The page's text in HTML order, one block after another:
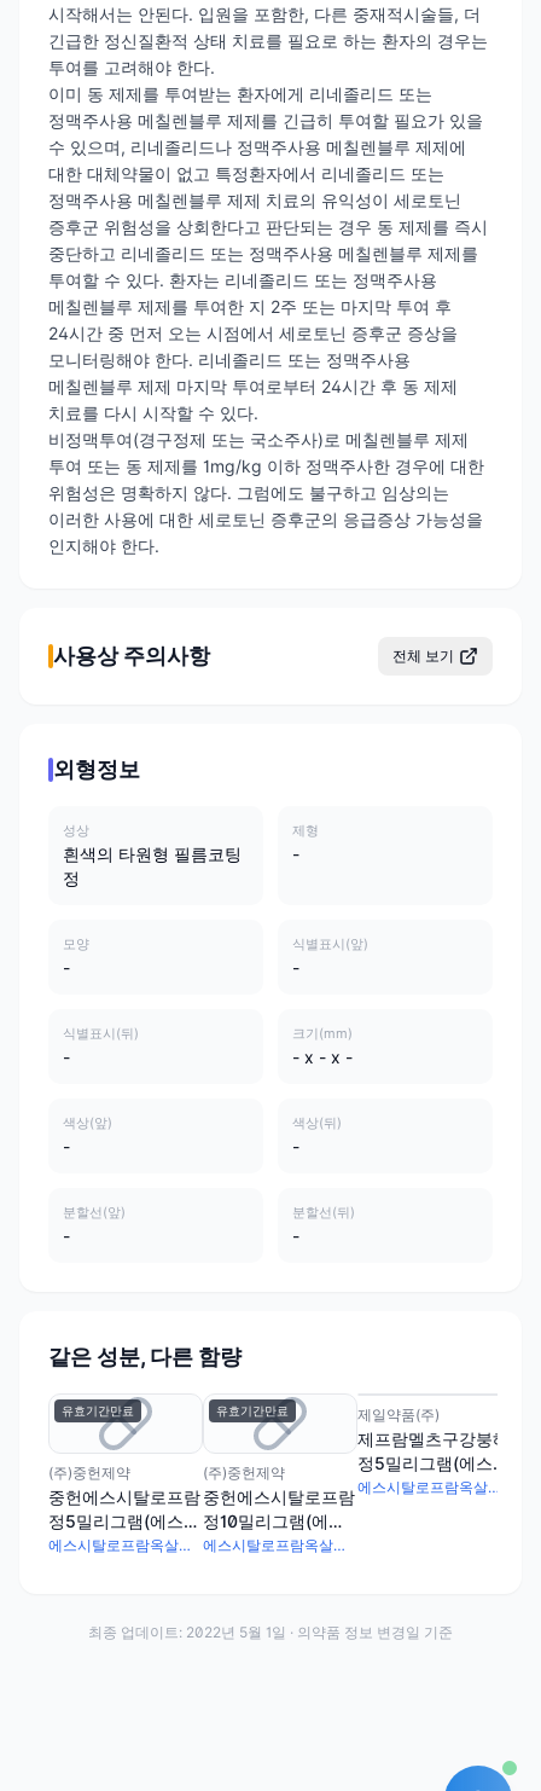
시작해서는 안된다. 입원을 포함한, 다른 중재적시술들, 더
긴급한 정신질환적 상태 치료를 필요로 하는 환자의 경우는
투여를 고려해야 한다.
이미 동 제제를 투여받는 환자에게 리네졸리드 또는
정맥주사용 메칠렌블루 제제를 긴급히 투여할 필요가 있을
수 있으며, 리네졸리드나 정맥주사용 메칠렌블루 제제에
대한 대체약물이 없고 특정환자에서 리네졸리드 또는
정맥주사용 메칠렌블루 제제 치료의 유익성이 세로토닌
증후군 위험성을 상회한다고 판단되는 경우 동 제제를 즉시
중단하고 리네졸리드 또는 정맥주사용 메칠렌블루 제제를
투여할 수 있다. 환자는 리네졸리드 또는 정맥주사용
메칠렌블루 제제를 투여한 지 2주 또는 마지막 투여 후
24시간 중 먼저 오는 시점에서 세로토닌 증후군 증상을
모니터링해야 한다. 리네졸리드 또는 정맥주사용
메칠렌블루 제제 마지막 투여로부터 24시간 후 동 제제
치료를 다시 시작할 수 있다.
비정맥투여(경구정제 또는 국소주사)로 메칠렌블루 제제
투여 또는 동 제제를 1mg/kg 이하 정맥주사한 경우에 대한
위험성은 명확하지 않다. 그럼에도 불구하고 임상의는
이러한 사용에 대한 세로토닌 증후군의 응급증상 가능성을
인지해야 한다.
사용상 주의사항 전체 보기
외형정보
성상
흰색의 타원형 필름코팅
정
제형
-
모양
-
식별표시(앞)
-
식별표시(뒤)
-
크기(mm)
- x - x -
색상(앞)
-
색상(뒤)
-
분할선(앞)
-
분할선(뒤)
-
같은 성분, 다른 함량
유효기간만료
(주)중헌제약
중헌에스시탈로프람
정5밀리그램(에스시
탈로프람옥살산염)
에스시탈로프람옥살산염 6.39mg
유효기간만료
(주)중헌제약
중헌에스시탈로프람
정10밀리그램(에스
시탈로프람옥살산에스시탈로프람옥살산염 12.77mg
제일약품(주)
제프람멜츠구강붕해
정5밀리그램(에스시
탈로프람옥살산염)
에스시탈로프람옥살산염 6.385mg
최종 업데이트: 2022년 5월 1일 · 의약품 정보 변경일 기준